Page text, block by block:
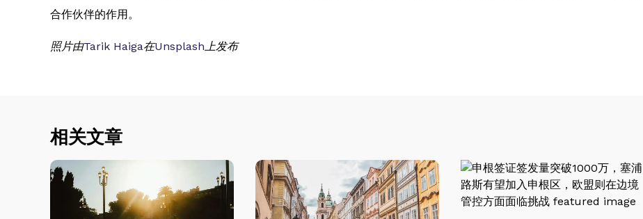
合作伙伴的作用。
照片由Tarik Haiga在Unsplash上发布
相关文章